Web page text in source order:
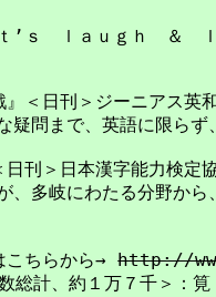
ｕｇｈ　＆　ｌ
＜日刊＞ジーニアス英
問まで、英語に限らず
刊＞日本漢字能力検定
多岐にわたる分野から
こちらから→ http://
７千＞：筧　通